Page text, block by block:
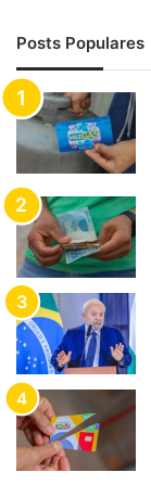
Posts Populares